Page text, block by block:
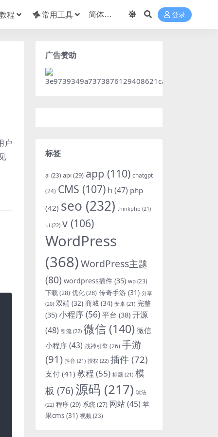
程 常用工具 登录
户
广告赞助
标签
ai (23) api(29) app (110) chatgpt
(24) CMS (107) h (47) php
(42) seo (232) thinkphp (21)
ui (22) v (106)
WordPress
(368)WordPress主题
(80) wordpress插件 (35) wp (23)
下载(28) 优化(28) 传奇手游 (31) 分享
(20) 双端 (32) 商城 (34) 安卓 (21) 完整
(35) 小程序(56) 平台 (38) 开源
(48) 引流 (22) 微信 (140) 微信
小程序(43) 战神引擎(26) 手游
(91) 抖音 (21) 授权 (22) 插件 (72)
支付 (41) 教程 (55) 标题 (21) 模
板 (76)源码 (217) 玩法
(22) 程序(29) 系统(27) 网站(45) 苹
果cms (31) 视频 (23)